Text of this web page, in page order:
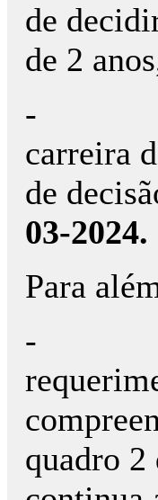
de
de 2
-
carreira
de
03-2024.
Para
- Na
quadro 2